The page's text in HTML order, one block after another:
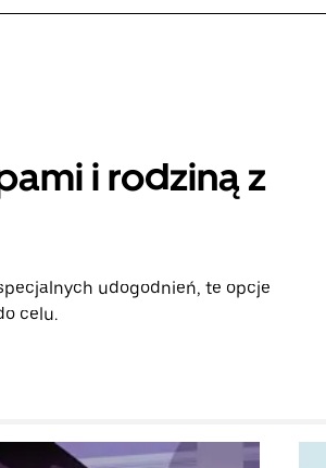
i rodziną z
udogodnień, te opcje
celu.